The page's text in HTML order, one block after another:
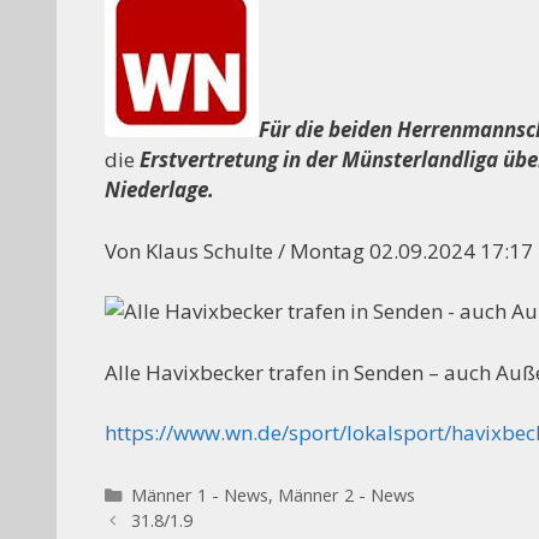
Für die beiden
die Erstvertretung in der Münsterlandliga
Niederlage.
Von Klaus Schulte / Montag 02.09.2024
Alle Havixbecker trafen in Senden – auch
https://www.wn.de/sport/lokalsport/
Kategorien
Männer 1 - News, Männer 2 - News
31.8/1.9
++++ Der